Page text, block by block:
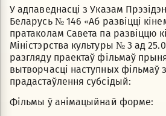
У адпаведнасці з Указам
Беларусь № 146 «Аб развіцці
пратаколам Савета па развіццю
Міністэрства культуры № 3 ад
разгляду праектаў фільмаў
вытворчасці наступных фільмаў
прадастаўлення субсідый:
Фільмы ў анімацыйнай форме: